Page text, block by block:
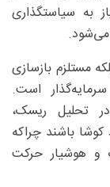
به سیاستگذاری
می‌شود.
مستلزم بازسازی
است.
تحلیل ریسک،
باشند چراکه
و هوشیار حرکت